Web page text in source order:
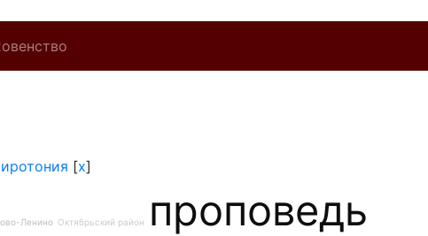
[x]
Ленино Октябрьский район проповедь